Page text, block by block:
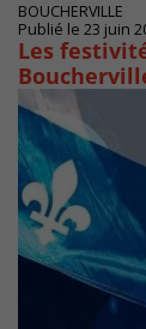
BOUCHERVILLE
Publié le 23 juin
Les